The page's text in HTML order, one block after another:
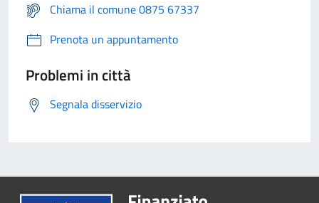
Chiama il comune 0875 67337
Prenota un appuntamento
Problemi in città
Segnala disservizio